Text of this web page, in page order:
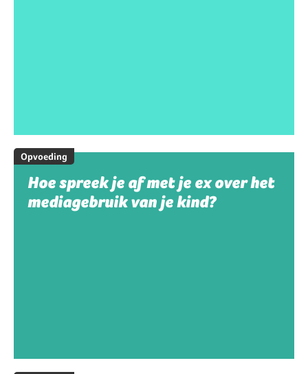
Opvoeding
Hoe spreek je af met je ex over het
mediagebruik van je kind?